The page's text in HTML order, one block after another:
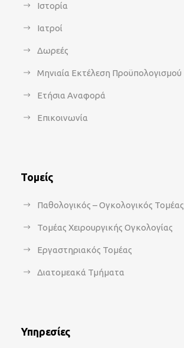
Ιστορία
Ιατροί
Δωρεές
Μηνιαία Εκτέλεση Προϋπολογισμού
Ετήσια Αναφορά
Επικοινωνία
Τομείς
Παθολογικός – Ογκολογικός Τομέας
Τομέας Χειρουργικής Ογκολογίας
Εργαστηριακός Τομέας
Διατομεακά Τμήματα
Υπηρεσίες